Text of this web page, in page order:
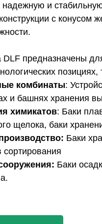
и
с конусом
предназначены
позициях,
комбинаты:
и башнях хранения
химикатов: Баки
щелока, баки
Баки
Баки